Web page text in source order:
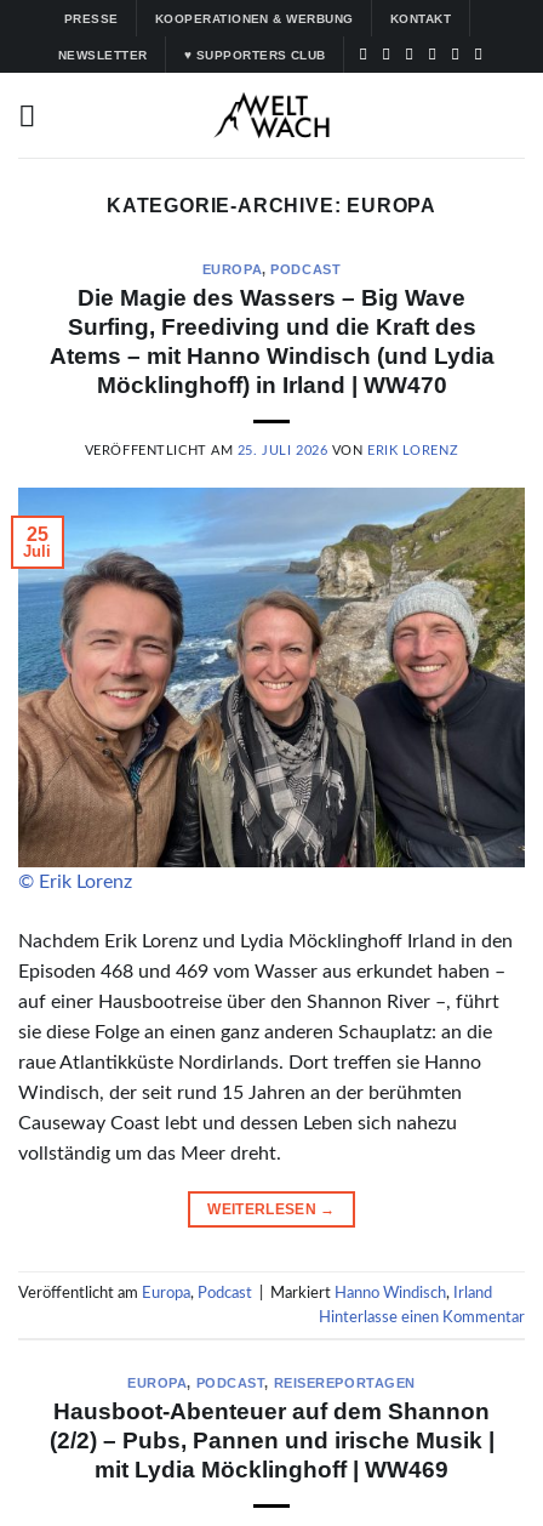
springen
PRESSE KOOPERATIONEN & WERBUNG KONTAKT
NEWSLETTER ♥ SUPPORTERS CLUB
KATEGORIE-ARCHIVE: EUROPA
EUROPA,PODCAST
Die Magie des Wassers – Big Wave
Surfing, Freediving und die Kraft des
Atems – mit Hanno Windisch (und Lydia
Möcklinghoff) in Irland | WW470
VERÖFFENTLICHT AM 25. JULI 2026 VON ERIK LORENZ
© Erik Lorenz
25
Juli
Nachdem Erik Lorenz und Lydia Möcklinghoff Irland in den
Episoden 468 und 469 vom Wasser aus erkundet haben –
auf einer Hausbootreise über den Shannon River –, führt
sie diese Folge an einen ganz anderen Schauplatz: an die
raue Atlantikküste Nordirlands. Dort treffen sie Hanno
Windisch, der seit rund 15 Jahren an der berühmten
Causeway Coast lebt und dessen Leben sich nahezu
vollständig um das Meer dreht.
WEITERLESEN →
Veröffentlicht am Europa, Podcast Markiert Hanno Windisch,
Irland
Hinterlasse einen Kommentar
EUROPA, PODCAST, REISEREPORTAGEN
Hausboot-Abenteuer auf dem Shannon
(2/2) – Pubs, Pannen und irische Musik |
mit Lydia Möcklinghoff | WW469